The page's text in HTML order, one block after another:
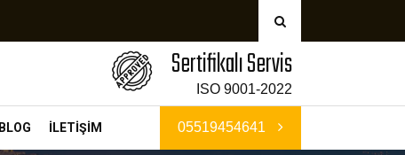
Sertifikalı Servis
ISO 9001-2022
BLOG İLETİŞİM 05519454641